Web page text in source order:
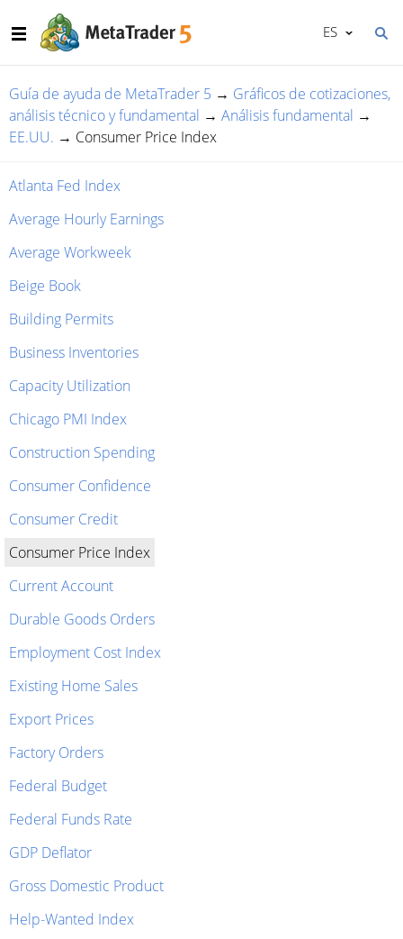
ES
Guía de ayuda de MetaTrader 5 → Gráficos de cotizaciones,
análisis técnico y fundamental → Análisis fundamental →
EE.UU. → Consumer Price Index
Atlanta Fed Index
Average Hourly Earnings
Average Workweek
Beige Book
Building Permits
Business Inventories
Capacity Utilization
Chicago PMI Index
Construction Spending
Consumer Confidence
Consumer Credit
Consumer Price Index
Current Account
Durable Goods Orders
Employment Cost Index
Existing Home Sales
Export Prices
Factory Orders
Federal Budget
Federal Funds Rate
GDP Deflator
Gross Domestic Product
Help-Wanted Index